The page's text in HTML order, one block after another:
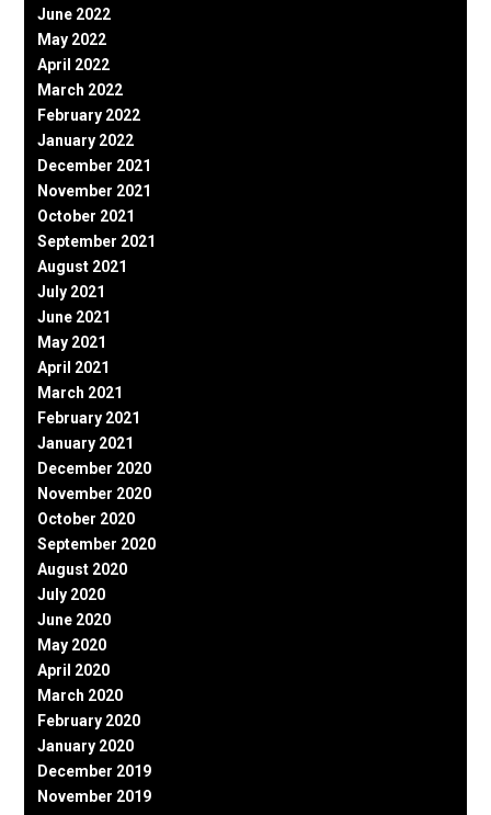
June 2022
May 2022
April 2022
March 2022
February 2022
January 2022
December 2021
November 2021
October 2021
September 2021
August 2021
July 2021
June 2021
May 2021
April 2021
March 2021
February 2021
January 2021
December 2020
November 2020
October 2020
September 2020
August 2020
July 2020
June 2020
May 2020
April 2020
March 2020
February 2020
January 2020
December 2019
November 2019